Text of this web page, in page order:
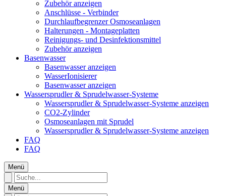
Zubehör anzeigen
Anschlüsse - Verbinder
Durchlaufbegrenzer Osmoseanlagen
Halterungen - Montageplatten
Reinigungs- und Desinfektionsmittel
Zubehör anzeigen
Basenwasser
Basenwasser anzeigen
WasserIonisierer
Basenwasser anzeigen
Wassersprudler & Sprudelwasser‑Systeme
Wassersprudler & Sprudelwasser‑Systeme anzeigen
CO2-Zylinder
Osmoseanlagen mit Sprudel
Wassersprudler & Sprudelwasser‑Systeme anzeigen
FAQ
FAQ
Menü
Menü